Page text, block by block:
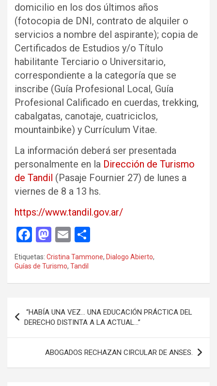
domicilio en los dos últimos años
(fotocopia de DNI, contrato de alquiler o
servicios a nombre del aspirante); copia de
Certificados de Estudios y/o Título
habilitante Terciario o Universitario,
correspondiente a la categoría que se
inscribe (Guía Profesional Local, Guía
Profesional Calificado en cuerdas, trekking,
cabalgatas, canotaje, cuatriciclos,
mountainbike) y Currículum Vitae.
La información deberá ser presentada
personalmente en la Dirección de Turismo
de Tandil (Pasaje Fournier 27) de lunes a
viernes de 8 a 13 hs.
https://www.tandil.gov.ar/
F
a
ce
b
o
k
M
a
st
o
o
n
E
m
ail m
p
tir
Etiquetas: Cristina Tammone, Dialogo Abierto,
Guías de Turismo, Tandil
Navegación
de
entradas
“HABÍA UNA VEZ… UNA EDUCACIÓN PRÁCTICA DEL
DERECHO DISTINTA A LA ACTUAL…”
ABOGADOS RECHAZAN CIRCULAR DE ANSES.